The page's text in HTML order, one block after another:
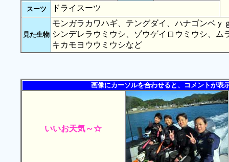
スーツ ドライスーツ
見た生物
モンガラカワハギ、テングダイ、ハナゴンベ
シンデレラウミウシ、ゾウゲイロウミウシ、
キカモヨウウミウシなど
画像にカーソルを合わせると、コメントが表
いいお天気～☆